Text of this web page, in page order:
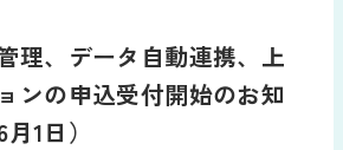
金管理オプション
理、データ自動連携、上
ンの申込受付開始のお知
1日）